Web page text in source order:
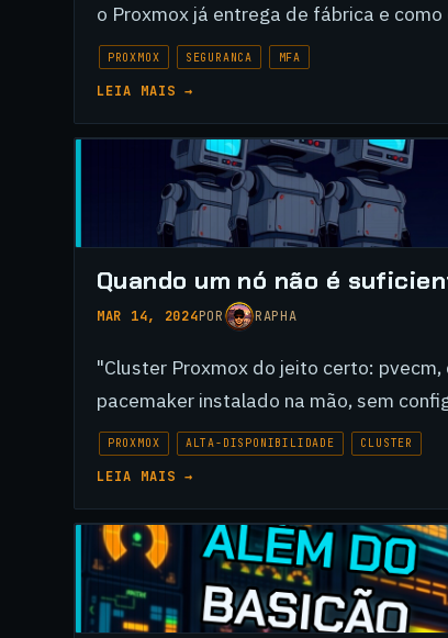
o Proxmox já entrega de fábrica e
PROXMOX SEGURANCA MFA
LEIA MAIS →
Quando um nó não é
MAR 14, 2024POR RAPHA
"Cluster Proxmox do jeito certo:
pacemaker instalado na mão, sem
PROXMOX ALTA-DISPONIBILIDADE CLUSTER
LEIA MAIS →